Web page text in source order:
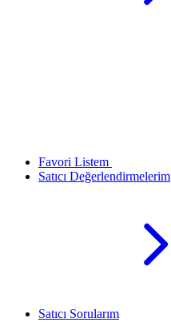
Favori Listem
Satıcı Değerlendirmelerim
Satıcı Sorularım